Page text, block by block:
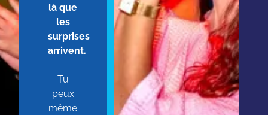
là que
les
surprises
arrivent.
Tu
peux
même